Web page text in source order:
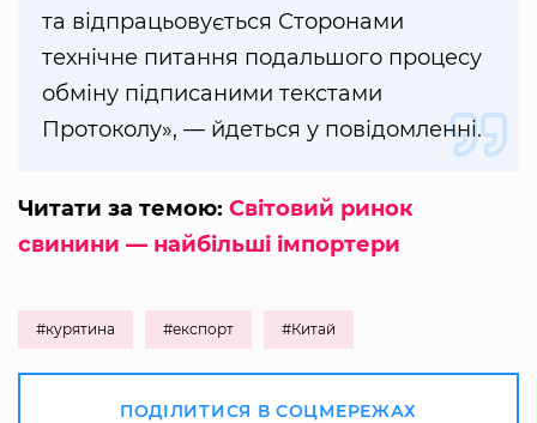
та відпрацьовується Сторонами
технічне питання подальшого процесу
обміну підписаними текстами
Протоколу», — йдеться у повідомленні.
Читати за темою: Світовий ринок
свинини — найбільші імпортери
#курятина #експорт #Китай
ПОДІЛИТИСЯ В СОЦМЕРЕЖАХ